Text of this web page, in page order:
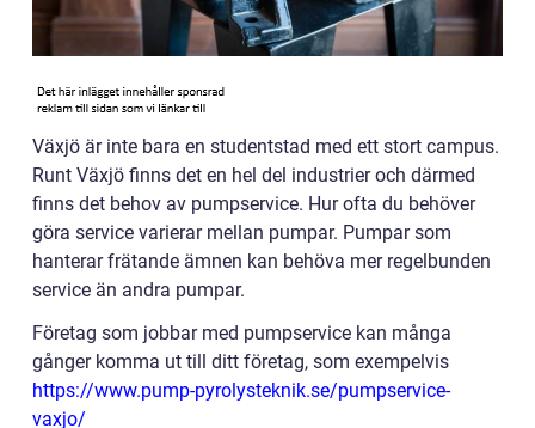
Växjö är inte bara en studentstad med ett stort campus.
Runt Växjö finns det en hel del industrier och därmed
finns det behov av pumpservice. Hur ofta du behöver
göra service varierar mellan pumpar. Pumpar som
hanterar frätande ämnen kan behöva mer regelbunden
service än andra pumpar.
Företag som jobbar med pumpservice kan många
gånger komma ut till ditt företag, som exempelvis
https://www.pump-pyrolysteknik.se/pumpservice-
vaxjo/